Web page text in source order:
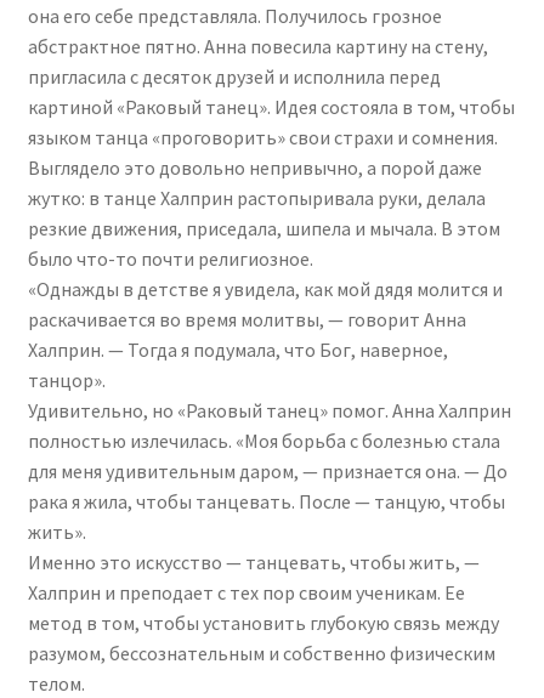
она его себе представляла. Получилось грозное
абстрактное пятно. Анна повесила картину на стену,
пригласила с десяток друзей и исполнила перед
картиной «Раковый танец». Идея состояла в том, чтобы
языком танца «проговорить» свои страхи и сомнения.
Выглядело это довольно непривычно, а порой даже
жутко: в танце Халприн растопыривала руки, делала
резкие движения, приседала, шипела и мычала. В этом
было что-то почти религиозное.
«Однажды в детстве я увидела, как мой дядя молится и
раскачивается во время молитвы, — говорит Анна
Халприн. — Тогда я подумала, что Бог, наверное,
танцор».
Удивительно, но «Раковый танец» помог. Анна Халприн
полностью излечилась. «Моя борьба с болезнью стала
для меня удивительным даром, — признается она. — До
рака я жила, чтобы танцевать. После — танцую, чтобы
жить».
Именно это искусство — танцевать, чтобы жить, —
Халприн и преподает с тех пор своим ученикам. Ее
метод в том, чтобы установить глубокую связь между
разумом, бессознательным и собственно физическим
телом.